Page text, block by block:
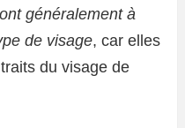
généralement à
de visage, car elles
du visage de